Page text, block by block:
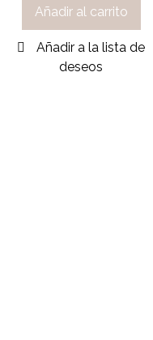
Añadir al carrito
Añadir a la lista de
deseos